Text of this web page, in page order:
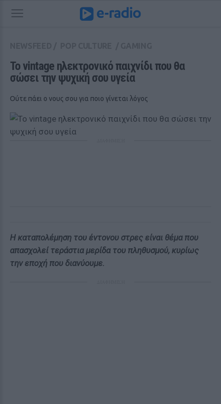
Το vintage ηλεκτρονικό παιχνίδι που θα
σώσει την ψυχική σου υγεία
Ούτε πάει ο νους σου για ποιο γίνεται λόγος
Η καταπολέμηση του έντονου στρες είναι θέμα που
απασχολεί τεράστια μερίδα του πληθυσμού, κυρίως
την εποχή που διανύουμε.